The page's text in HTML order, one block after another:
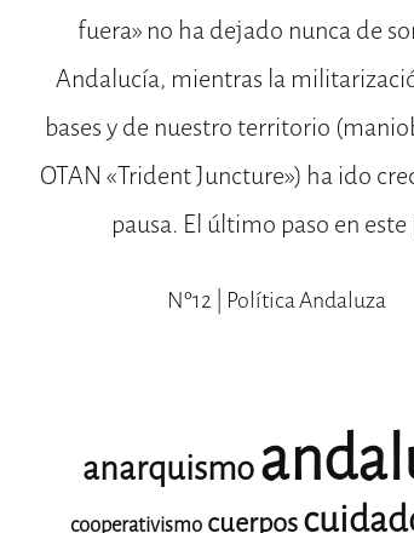
fuera» no ha dejado nunca de
Andalucía, mientras la
bases y de nuestro territorio
OTAN «Trident Juncture») ha ido
pausa. El último paso en
Nº12 | Política Andaluza
anarquismo
cooperativismo cuerpos